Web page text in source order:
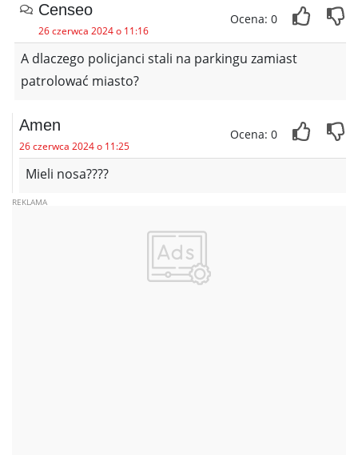
Censeo
26 czerwca 2024 o 11:16
Ocena: 0
A dlaczego policjanci stali na parkingu zamiast
patrolować miasto?
Amen
26 czerwca 2024 o 11:25
Ocena: 0
Mieli nosa????